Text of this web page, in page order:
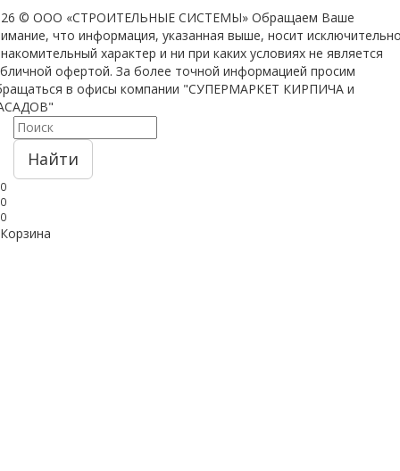
© ООО «СТРОИТЕЛЬНЫЕ СИСТЕМЫ» Обращаем Ваше
что информация, указанная выше, носит
характер и ни при каких условиях не является
офертой. За более точной информацией просим
в офисы компании "СУПЕРМАРКЕТ КИРПИЧА и
Найти
0
0
0
Корзина